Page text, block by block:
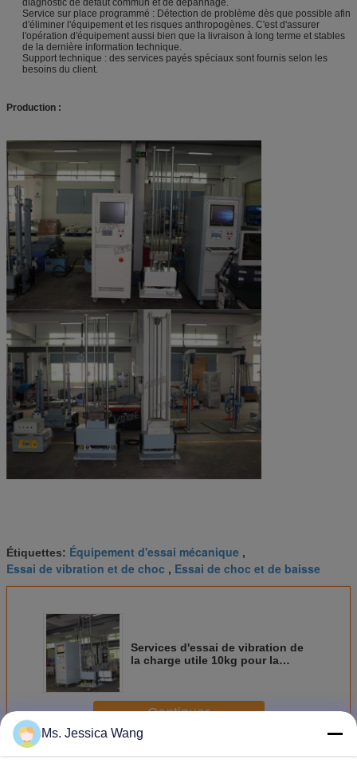
Service sur place programmé : Détection de problème dès que possible afin
d'éliminer l'équipement et les risques anthropogènes. C'est d'assurer
l'opération d'équipement aussi bien que la livraison à long terme et stables
de la dernière information technique.
Support technique : des services payés spéciaux sont fournis selon les
besoins du client.
Production :
Étiquettes: Équipement d'essai mécanique ,
Essai de vibration et de choc , Essai de choc et de baisse
Services d'essai de vibration de
la charge utile 10kg pour la
Continuer
PlusÉquipement de test mécanique de choc
Ms. Jessica Wang